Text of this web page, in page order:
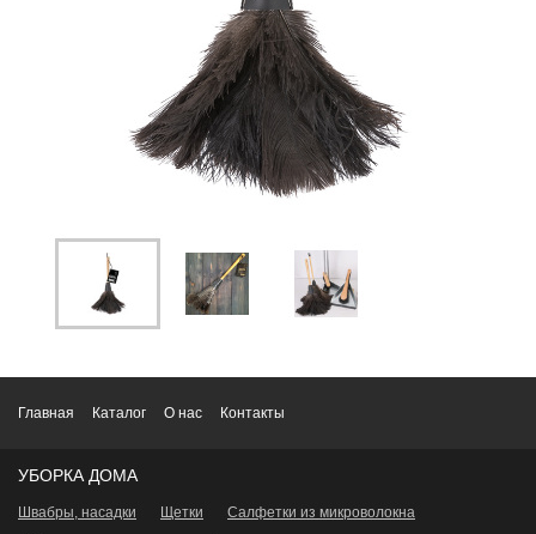
Главная Каталог О нас Контакты
УБОРКА ДОМА
Швабры, насадки Щетки
Салфетки из микроволокна